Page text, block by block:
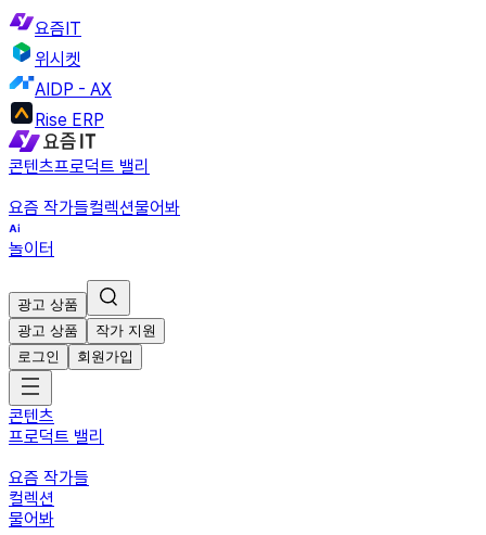
요즘IT
위시켓
AIDP - AX
Rise ERP
콘텐츠프로덕트 밸리
요즘 작가들컬렉션물어봐
놀이터
광고 상품
광고 상품
작가 지원
로그인
회원가입
콘텐츠
프로덕트 밸리
요즘 작가들
컬렉션
물어봐